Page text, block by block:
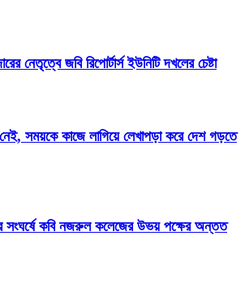
নেতৃত্বে জবি রিপোর্টার্স ইউনিটি দখলের চেষ্টা
সময়কে কাজে লাগিয়ে লেখাপড়া করে দেশ গড়তে
সংঘর্ষে কবি নজরুল কলেজের উভয় পক্ষের অন্তত